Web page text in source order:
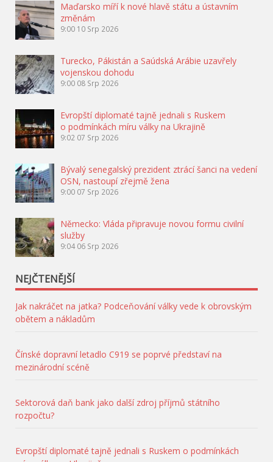
Maďarsko míří k nové hlavě státu a ústavním
změnám
9:00 10 Srp 2026
Turecko, Pákistán a Saúdská Arábie uzavřely
vojenskou dohodu
9:00 08 Srp 2026
Evropští diplomaté tajně jednali s Ruskem
o podmínkách míru války na Ukrajině
9:02 07 Srp 2026
Bývalý senegalský prezident ztrácí šanci na vedení
OSN, nastoupí zřejmě žena
9:00 07 Srp 2026
Německo: Vláda připravuje novou formu civilní
služby
9:04 06 Srp 2026
NEJČTENĚJŠÍ
Jak nakráčet na jatka? Podceňování války vede k obrovským
obětem a nákladům
Čínské dopravní letadlo C919 se poprvé představí na
mezinárodní scéně
Sektorová daň bank jako další zdroj příjmů státního
rozpočtu?
Evropští diplomaté tajně jednali s Ruskem o podmínkách